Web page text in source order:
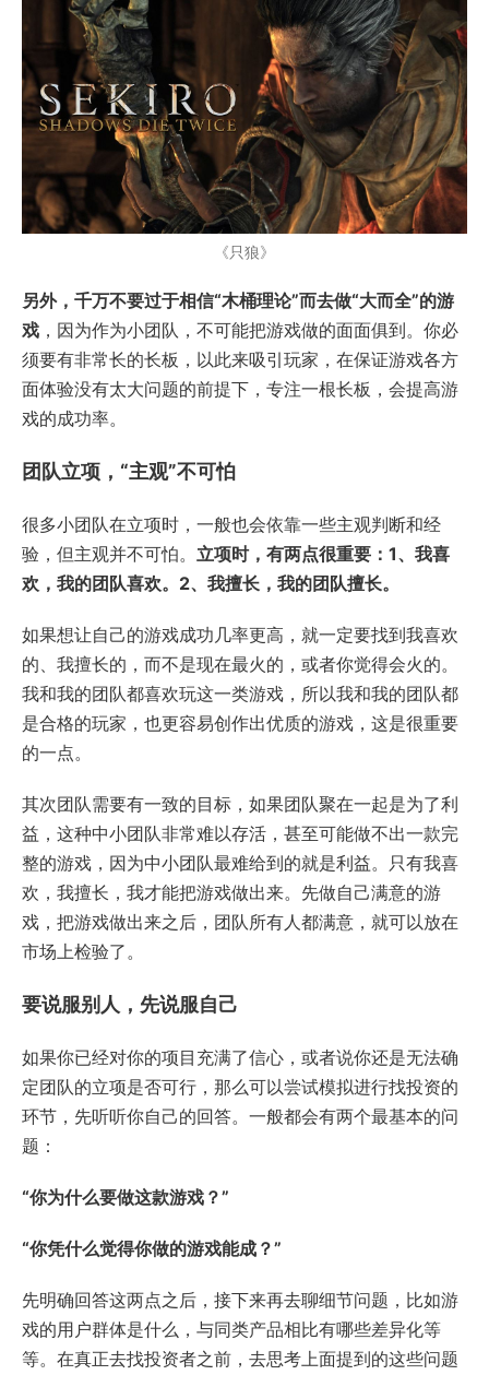
《只狼》
另外，千万不要过于相信“木桶理论”而去做“大而全”的游
戏 ，因为作为小团队，不可能把游戏做的面面俱到。你必
须要有非常长的长板，以此来吸引玩家，在保证游戏各方
面体验没有太大问题的前提下，专注一根长板，会提高游
戏的成功率。
团队立项，“主观”不可怕
很多小团队在立项时，一般也会依靠一些主观判断和经
验，但主观并不可怕。 立项时，有两点很重要：1、我喜
欢，我的团队喜欢。2、我擅长，我的团队擅长。
如果想让自己的游戏成功几率更高，就一定要找到我喜欢
的、我擅长的，而不是现在最火的，或者你觉得会火的。
我和我的团队都喜欢玩这一类游戏，所以我和我的团队都
是合格的玩家，也更容易创作出优质的游戏，这是很重要
的一点。
其次团队需要有一致的目标，如果团队聚在一起是为了利
益，这种中小团队非常难以存活，甚至可能做不出一款完
整的游戏，因为中小团队最难给到的就是利益。只有我喜
欢，我擅长，我才能把游戏做出来。先做自己满意的游
戏，把游戏做出来之后，团队所有人都满意，就可以放在
市场上检验了。
要说服别人，先说服自己
如果你已经对你的项目充满了信心，或者说你还是无法确
定团队的立项是否可行，那么可以尝试模拟进行找投资的
环节，先听听你自己的回答。一般都会有两个最基本的问
题：
“你为什么要做这款游戏？”
“你凭什么觉得你做的游戏能成？”
先明确回答这两点之后，接下来再去聊细节问题，比如游
戏的用户群体是什么，与同类产品相比有哪些差异化等
等。在真正去找投资者之前，去思考上面提到的这些问题